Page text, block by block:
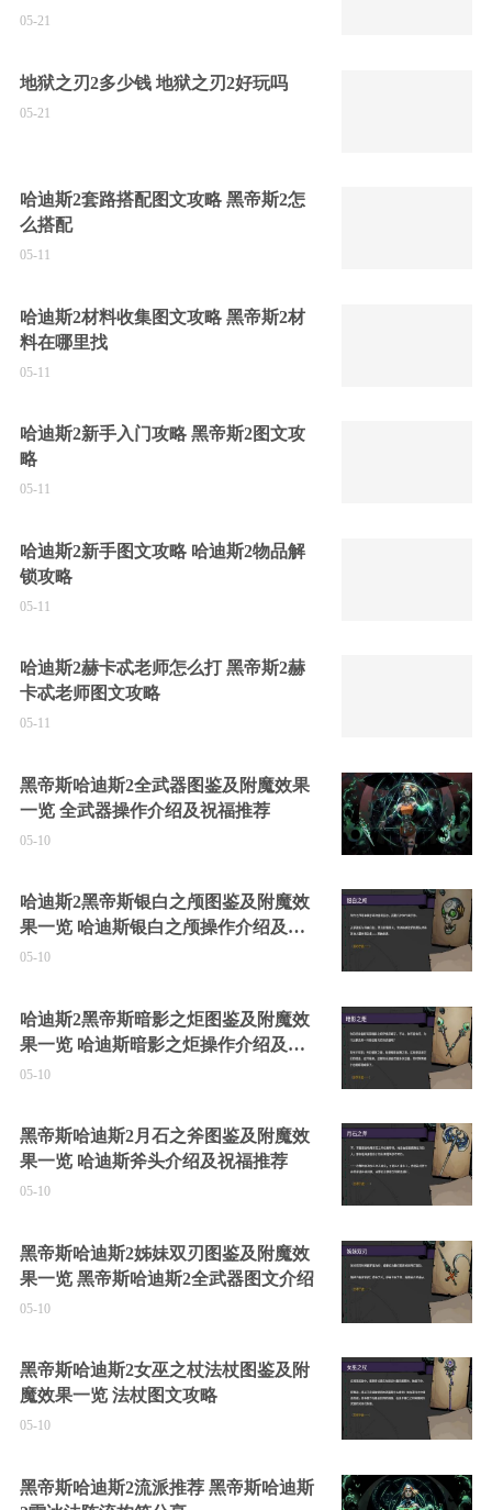
05-21
地狱之刃2多少钱 地狱之刃2好玩吗
05-21
哈迪斯2套路搭配图文攻略 黑帝斯2怎
么搭配
05-11
哈迪斯2材料收集图文攻略 黑帝斯2材
料在哪里找
05-11
哈迪斯2新手入门攻略 黑帝斯2图文攻
略
05-11
哈迪斯2新手图文攻略 哈迪斯2物品解
锁攻略
05-11
哈迪斯2赫卡忒老师怎么打 黑帝斯2赫
卡忒老师图文攻略
05-11
黑帝斯哈迪斯2全武器图鉴及附魔效果
一览 全武器操作介绍及祝福推荐
05-10
哈迪斯2黑帝斯银白之颅图鉴及附魔效
果一览 哈迪斯银白之颅操作介绍及祝
福推荐
05-10
哈迪斯2黑帝斯暗影之炬图鉴及附魔效
果一览 哈迪斯暗影之炬操作介绍及祝
福推荐
05-10
黑帝斯哈迪斯2月石之斧图鉴及附魔效
果一览 哈迪斯斧头介绍及祝福推荐
05-10
黑帝斯哈迪斯2姊妹双刃图鉴及附魔效
果一览 黑帝斯哈迪斯2全武器图文介绍
05-10
黑帝斯哈迪斯2女巫之杖法杖图鉴及附
魔效果一览 法杖图文攻略
05-10
黑帝斯哈迪斯2流派推荐 黑帝斯哈迪斯